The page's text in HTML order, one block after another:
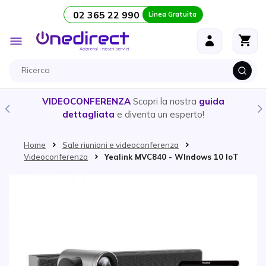
Salta al contenuto 02 365 22 990 Linea Gratuita
Toggle
Nav
VIDEOCONFERENZA Scopri la nostra guida
dettagliata e diventa un esperto!
Home
Sale riunioni e videoconferenza
Videoconferenza
Yealink MVC840 - WIndows 10 IoT